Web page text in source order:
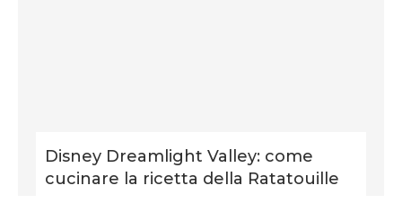
Disney Dreamlight Valley: come
cucinare la ricetta della Ratatouille